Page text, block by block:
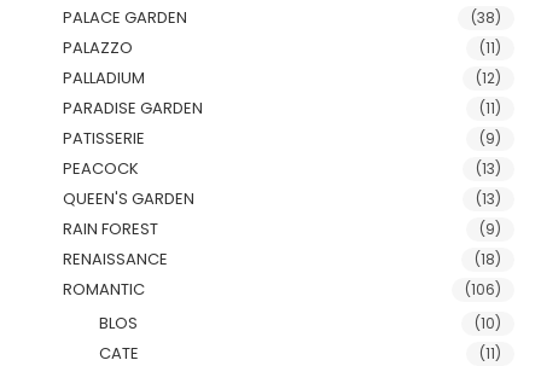
PALACE GARDEN (38)
PALAZZO (11)
PALLADIUM (12)
PARADISE GARDEN (11)
PATISSERIE (9)
PEACOCK (13)
QUEEN'S GARDEN (13)
RAIN FOREST (9)
RENAISSANCE (18)
ROMANTIC (106)
BLOS (10)
CATE (11)